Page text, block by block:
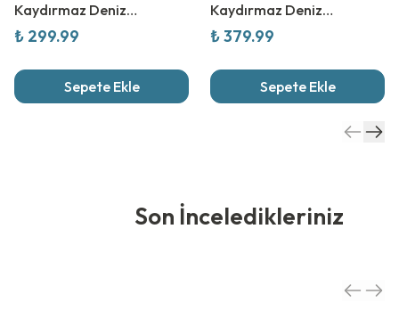
Kaydırmaz Deniz
Ayakkabısı
₺ 299.99
Sepete Ekle
Kaydırmaz Deniz
Ayakkabısı
₺ 379.99
Sepete Ekle
Son İnceledikleriniz